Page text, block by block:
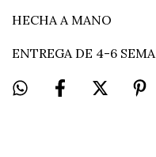
HECHA A MANO
ENTREGA DE 4-6